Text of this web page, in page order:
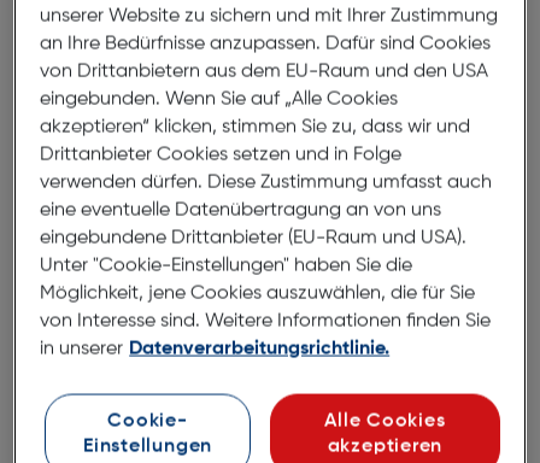
Hähnel Captur Fernbedienung
Olympus/Panasonic DSLR
ArtNr.: 250016286
Funkfernauslöser ideal für Naturfotografie,
Langzeitbelichtungs-, Sternenhimmel- und
Studiofotografie. Optimal auch für
Zeitrafferfotografie wie z.B. aufblühende Blumen,
sich ändernde Landschaften...
Hähnel Captur Funk Fernauslöser für Canon, Nikon,
Sony, Olympus, Panasonic Kombiniert zwei Produkte
unserer Website zu sichern und mit Ihrer Zustimmung
an Ihre Bedürfnisse anzupassen. Dafür sind Cookies
von Drittanbietern aus dem EU-Raum und den USA
eingebunden. Wenn Sie auf „Alle Cookies
akzeptieren“ klicken, stimmen Sie zu, dass wir und
Drittanbieter Cookies setzen und in Folge
verwenden dürfen. Diese Zustimmung umfasst auch
eine eventuelle Datenübertragung an von uns
eingebundene Drittanbieter (EU-Raum und USA).
Unter "Cookie-Einstellungen" haben Sie die
Möglichkeit, jene Cookies auszuwählen, die für Sie
von Interesse sind. Weitere Informationen finden Sie
in unserer Datenverarbeitungsrichtlinie.
Cookie-
Einstellungen
Alle Cookies
akzeptieren